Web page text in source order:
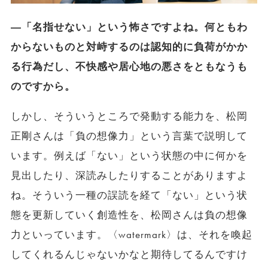
―「名指せない」という怖さですよね。何ともわ
からないものと対峙するのは認知的に負荷がかか
る行為だし、不快感や居心地の悪さをともなうも
のですから。
しかし、そういうところで発動する能力を、松岡
正剛さんは「負の想像力」という言葉で説明して
います。例えば「ない」という状態の中に何かを
見出したり、深読みしたりすることがありますよ
ね。そういう一種の誤読を経て「ない」という状
態を更新していく創造性を、松岡さんは負の想像
力といっています。〈watermark〉は、それを喚起
してくれるんじゃないかなと期待してるんですけ